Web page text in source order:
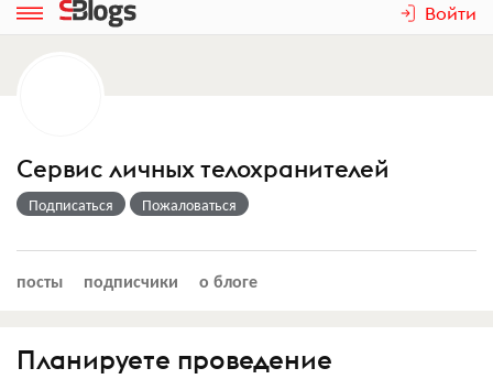
Войти
Сервис личных телохранителей
Подписаться Пожаловаться
посты подписчики о блоге
Планируете проведение